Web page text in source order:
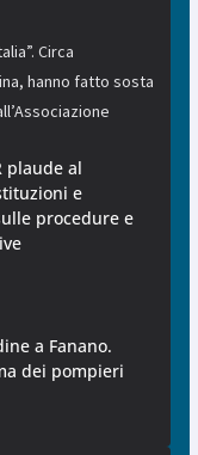
Circa
hanno fatto sosta
plaude al
e
procedure e
a Fanano.
dei pompieri